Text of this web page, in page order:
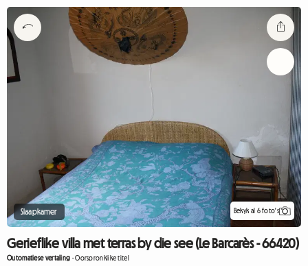
Slaapkamer Bekyk al 6 foto's
Gerieflike villa met terras by die see (Le Barcarès - 66420)
Outomatiese vertaling -Oorspronklike titel